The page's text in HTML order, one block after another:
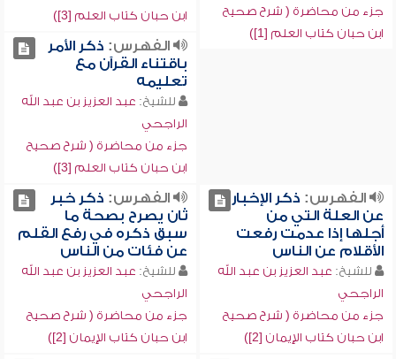
جزء من محاضرة ( شرح صحيح
ابن حبان كتاب العلم [1])
ابن حبان كتاب العلم [3])
الفهرس: ذكر الأمر
باقتناء القرآن مع
تعليمه
للشيخ: عبد العزيز بن عبد الله
الراجحي
جزء من محاضرة ( شرح صحيح
ابن حبان كتاب العلم [3])
الفهرس: ذكر الإخبار
عن العلة التي من
أجلها إذا عدمت رفعت
الأقلام عن الناس
للشيخ: عبد العزيز بن عبد الله
الراجحي
جزء من محاضرة ( شرح صحيح
ابن حبان كتاب الإيمان [2])
الفهرس: ذكر خبر
ثان يصرح بصحة ما
سبق ذكره في رفع القلم
عن فئات من الناس
للشيخ: عبد العزيز بن عبد الله
الراجحي
جزء من محاضرة ( شرح صحيح
ابن حبان كتاب الإيمان [2])